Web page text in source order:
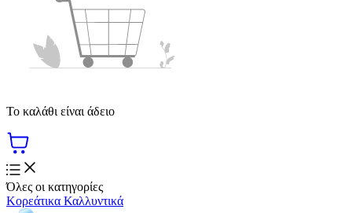
Το καλάθι είναι άδειο
Όλες οι κατηγορίες
Κορεάτικα Καλλυντικά